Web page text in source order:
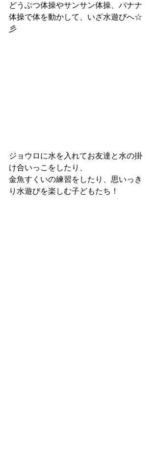
どうぶつ体操やサンサン体操、バナナ
体操で体を動かして、いざ水遊びへ☆
彡
ジョウロに水を入れてお友達と水の掛
け合いっこをしたり、
金魚すくいの練習をしたり、思いっき
り水遊びを楽しむ子どもたち！